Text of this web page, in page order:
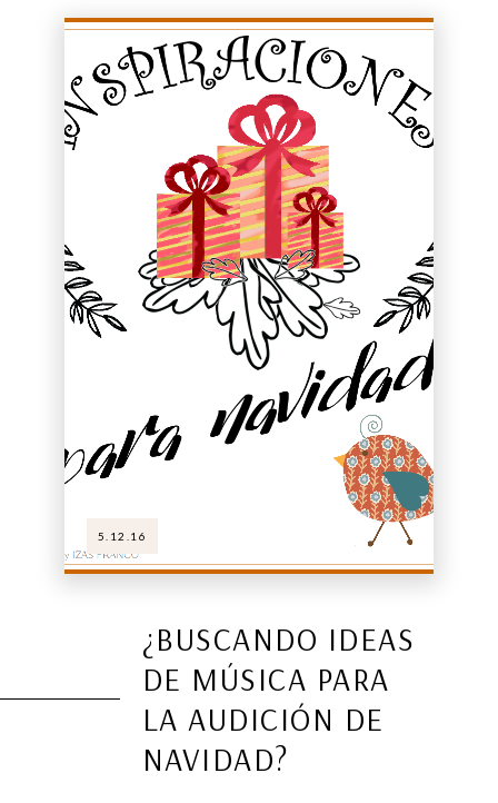
5.12.16
¿BUSCANDO IDEAS
DE MÚSICA PARA
LA AUDICIÓN DE
NAVIDAD?